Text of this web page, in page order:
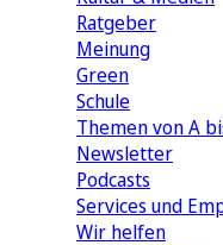
Ratgeber
Meinung
Green
Schule
Themen von A
Newsletter
Podcasts
Services und
Wir helfen